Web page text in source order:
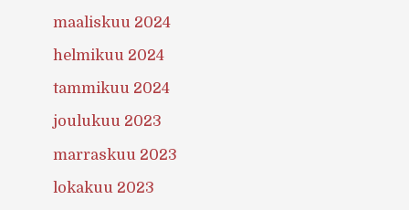
maaliskuu 2024
helmikuu 2024
tammikuu 2024
joulukuu 2023
marraskuu 2023
lokakuu 2023